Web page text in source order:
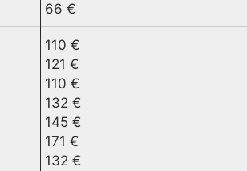
66 €
110 €
121 €
110 €
132 €
145 €
171 €
132 €